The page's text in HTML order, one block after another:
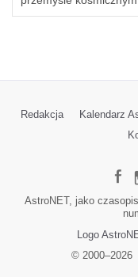
Redakcja Kalendarz
AstroNET, jako
Logo
© 2000–2026